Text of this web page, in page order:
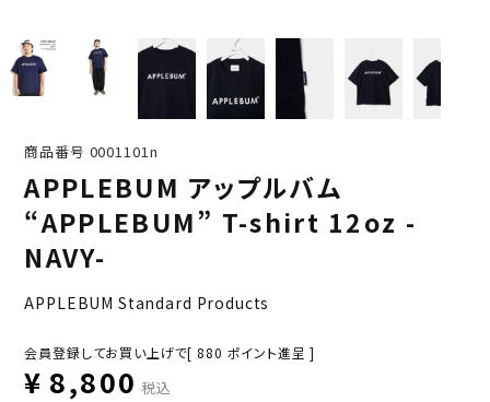
商品番号 0001101n
APPLEBUM アップルバム
“APPLEBUM” T-shirt 12oz -
NAVY-
APPLEBUM Standard Products
会員登録してお買い上げで[ 880 ポイント進呈 ]
¥ 8,800 税込